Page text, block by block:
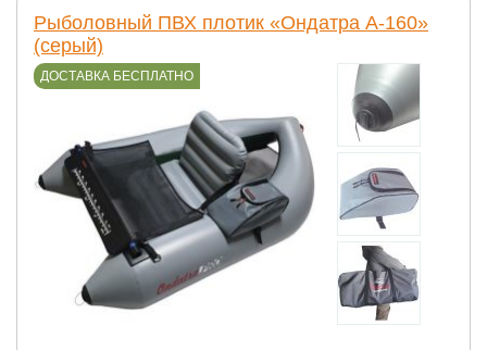
Рыболовный ПВХ плотик «Ондатра А-160»
(серый)
ДОСТАВКА БЕСПЛАТНО